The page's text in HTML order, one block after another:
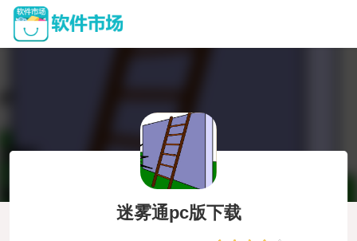
迷雾通pc版下载